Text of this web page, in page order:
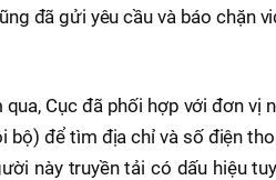
đã gửi yêu cầu và báo chặn
qua, Cục đã phối hợp với đơn vị
bộ) để tìm địa chỉ và số điện
này truyền tải có dấu hiệu